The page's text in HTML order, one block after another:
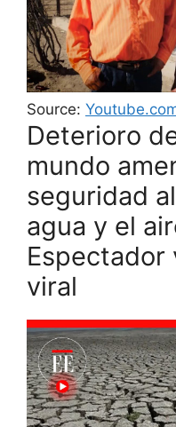
Source:
Deterioro
mundo
seguridad
agua y el
Espectador
viral